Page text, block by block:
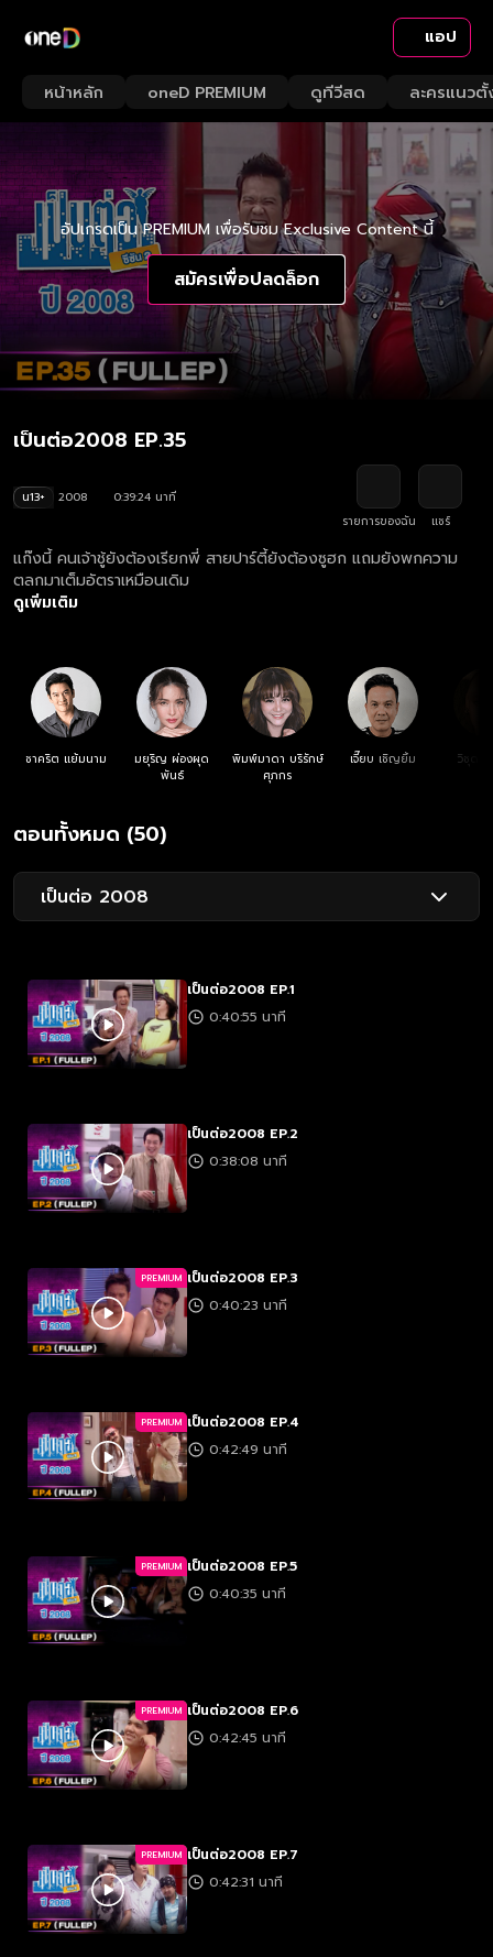
แอป
หน้าหลัก oneD PREMIUM ดูทีวีสด ละครแนวตั้
อัปเกรดเป็น PREMIUM เพื่อรับชม Exclusive Content นี้
สมัครเพื่อปลดล็อก
เป็นต่อ2008 EP.35
น13+ 2008
0:39:24 นาที
รายการของฉัน
แชร์
แก๊งนี้ คนเจ้าชู้ยังต้องเรียกพี่ สายปาร์ตี้ยังต้องซูฮก แถมยังพกความ
ตลกมาเต็มอัตราเหมือนเดิม
ดูเพิ่มเติม
ชาคริต แย้มนาม
มยุริญ ผ่องผุด
พันธ์
พิมพ์มาดา บริรักษ์
ศุภกร
เจี๊ยบ เชิญยิ้ม วิชุดา
ตอนทั้งหมด (50)
เป็นต่อ 2008
เป็นต่อ2008 EP.1
0:40:55 นาที
เป็นต่อ2008 EP.2
0:38:08 นาที
PREMIUM เป็นต่อ2008 EP.3
0:40:23 นาที
PREMIUM เป็นต่อ2008 EP.4
0:42:49 นาที
PREMIUM เป็นต่อ2008 EP.5
0:40:35 นาที
PREMIUM เป็นต่อ2008 EP.6
0:42:45 นาที
PREMIUM เป็นต่อ2008 EP.7
0:42:31 นาที